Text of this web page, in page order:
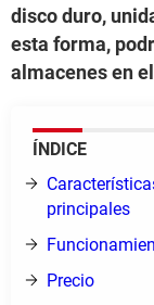
disco duro,
esta forma,
almacenes en
ÍNDICE
principales
Precio